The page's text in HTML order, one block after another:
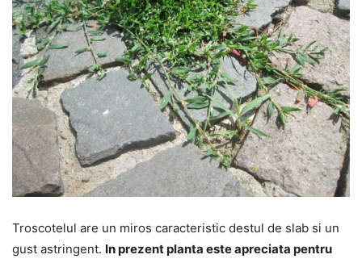
Troscotelul are un miros caracteristic destul de slab si un
gust astringent. In prezent planta este apreciata pentru